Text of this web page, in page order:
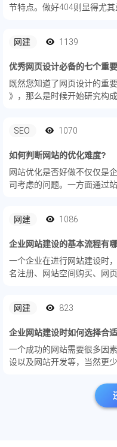
节特点。做好404则显得尤
网建 1139
优秀网页设计必备的七个重
既然您知道了网页设计的重
》，那么是时候开始研究构
SEO 1070
如何判断网站的优化难度?
网站优化是否好做不仅仅是
司考虑的问题。一方面通过
网建
1086
企业网站建设的基本流程有
一个企业在进行网站建设时
名注册、网站空间购买、网
网站定位当...
网建 823
企业网站建设时如何选择合
一个成功的网站需要很多因
设以及网站开发等，当然更
价值也会得到有效的体现。